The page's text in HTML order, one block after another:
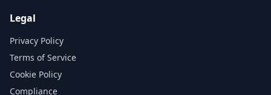
Legal
Privacy Policy
Terms of Service
Cookie Policy
Compliance